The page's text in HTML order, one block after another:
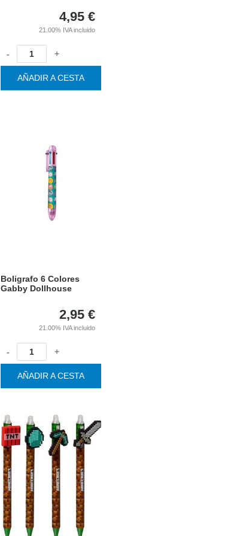
4,95 €
21.00% IVA incluido
- +
AÑADIR A CESTA
Boligrafo 6 Colores
Gabby Dollhouse
2,95 €
21.00% IVA incluido
- +
AÑADIR A CESTA